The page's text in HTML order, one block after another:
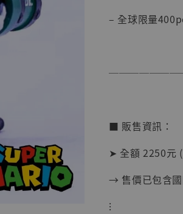
NT$ 1,870
– 全球限量
■ 販售資訊：
➤ 全額 2250元
→ 售價已包含
⁝